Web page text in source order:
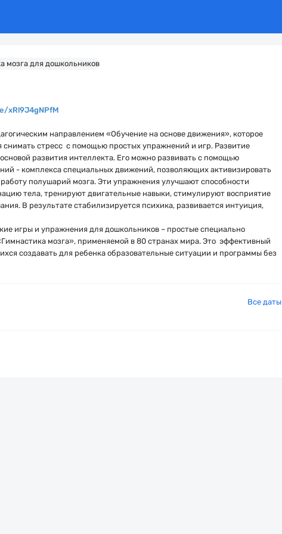
xRl9J4gNPfM
направлением «Обучение на основе движения», которое
снимать стресс с помощью простых упражнений и игр. Развитие
развития интеллекта. Его можно развивать с помощью
- комплекса специальных движений, позволяющих активизировать
полушарий мозга. Эти упражнения улучшают способности
тела, тренируют двигательные навыки, стимулируют восприятие
В результате стабилизируется психика, развивается интуиция,
игры и упражнения для дошкольников – простые специально
мозга», применяемой в 80 странах мира. Это эффективный
создавать для ребенка образовательные ситуации и программы без
Все даты